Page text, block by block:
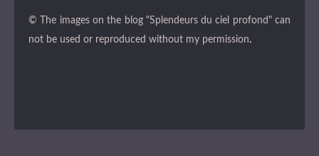
© The images on the blog "Splendeurs du ciel profond" can
not be used or reproduced without my permission.